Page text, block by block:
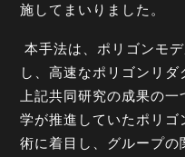
施してまいりました。
本手法は、ポリゴンモ
し、高速なポリゴンリダ
上記共同研究の成果の
学が推進していたポリ
術に着目し、グループ